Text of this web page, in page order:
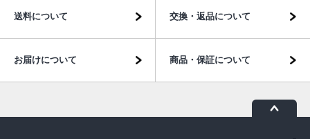
送料について 交換・返品について
お届けについて 商品・保証について